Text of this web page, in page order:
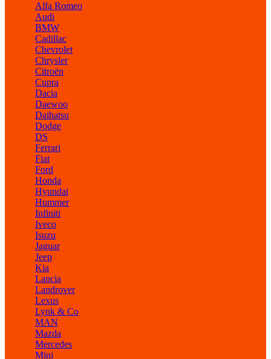
Alfa Romeo
Audi
BMW
Cadillac
Chevrolet
Chrysler
Citroën
Cupra
Dacia
Daewoo
Daihatsu
Dodge
DS
Ferrari
Fiat
Ford
Honda
Hyundai
Hummer
Infiniti
Iveco
Isuzu
Jaguar
Jeep
Kia
Lancia
Landrover
Lexus
Lynk & Co
MAN
Mazda
Mercedes
Mini